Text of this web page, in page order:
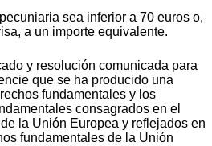
sea inferior a 70 euros o,
a un importe equivalente.
y resolución comunicada para
que se ha producido una
fundamentales y los
consagrados en el
la Unión Europea y reflejados en
fundamentales de la Unión